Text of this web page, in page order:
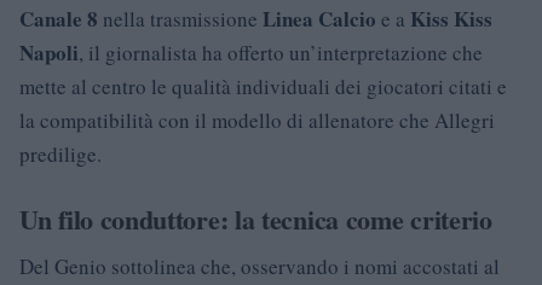
Canale 8 nella trasmissione Linea Calcio e a Kiss Kiss
Napoli, il giornalista ha offerto un’interpretazione che
mette al centro le qualità individuali dei giocatori citati e
la compatibilità con il modello di allenatore che Allegri
predilige.
Un filo conduttore: la tecnica come criterio
Del Genio sottolinea che, osservando i nomi accostati al